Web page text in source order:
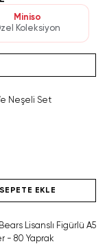
Miniso
Koleksiyon
Neşeli Set
Satın Al
SEPETE EKLE
Lisanslı Figürlü A5
- 80 Yaprak